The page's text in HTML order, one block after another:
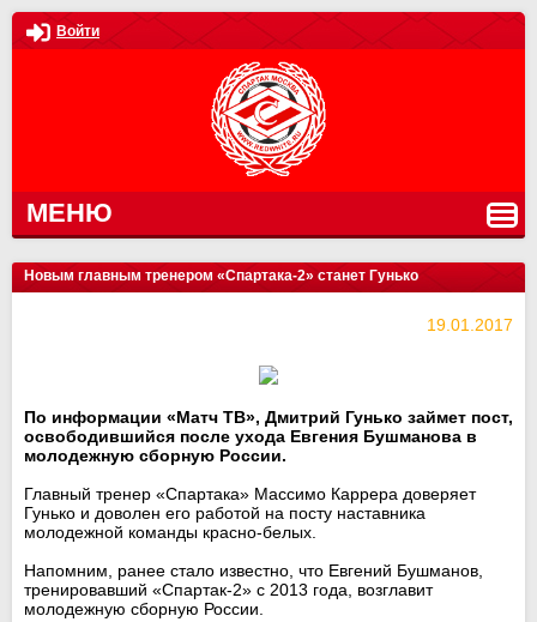
Войти
МЕНЮ
Новым главным тренером «Спартака-2» станет Гунько
19.01.2017
По информации «Матч ТВ», Дмитрий Гунько займет пост,
освободившийся после ухода Евгения Бушманова в
молодежную сборную России.
Главный тренер «Спартака» Массимо Каррера доверяет
Гунько и доволен его работой на посту наставника
молодежной команды красно-белых.
Напомним, ранее стало известно, что Евгений Бушманов,
тренировавший «Спартак-2» с 2013 года, возглавит
молодежную сборную России.